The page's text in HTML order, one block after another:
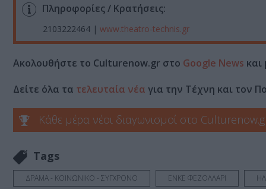
Πληροφορίες / Κρατήσεις:
2103222464 | www.theatro-technis.gr
Ακολουθήστε το Culturenow.gr στο Google News και
Δείτε όλα τα τελευταία νέα για την Τέχνη και τον
Κάθε μέρα νέοι διαγωνισμοί στο
Tags
ΔΡΑΜΑ - ΚΟΙΝΩΝΙΚΟ - ΣΥΓΧΡΟΝΟ ΕΝΚΕ ΦΕΖΟΛΛΑΡΙ